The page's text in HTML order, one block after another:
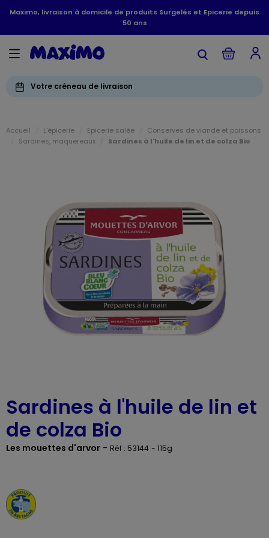
Maximo, livraison à domicile de produits Surgelés et Epicerie depuis
50 ans
Votre créneau de livraison
Accueil L'épicerie Epicerie salée
Conserves de viande et poissons
Sardines, maquereaux
Sardines à l'huile de lin et de colza Bio
Sardines à l'huile de lin et
de colza Bio
Les mouettes d'arvor - Réf : 53144 - 115g